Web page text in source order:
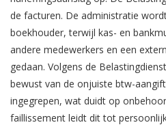
de facturen. De administratie
boekhouder, terwijl kas- en
andere medewerkers en een
gedaan. Volgens de
bewust van de onjuiste btw-
ingegrepen, wat duidt op
faillissement leidt dit tot